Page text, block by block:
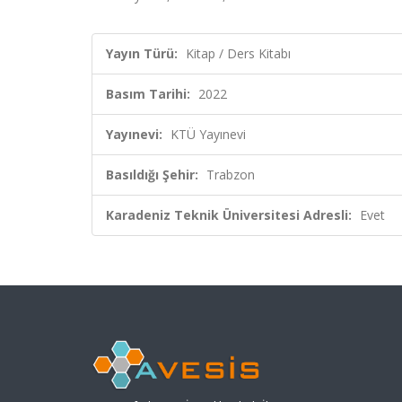
Yayın Türü: Kitap / Ders Kitabı
Basım Tarihi: 2022
Yayınevi: KTÜ Yayınevi
Basıldığı Şehir: Trabzon
Karadeniz Teknik Üniversitesi Adresli: Evet